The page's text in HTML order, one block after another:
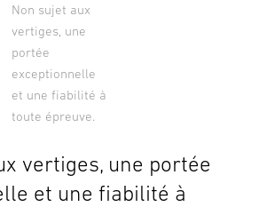
Non sujet aux
vertiges, une
portée
exceptionnelle
et une fiabilité à
toute épreuve.
vertiges, une portée
et une fiabilité à